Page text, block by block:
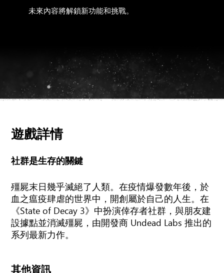
未來內容將解鎖新功能和挑戰。
遊戲詳情
社群是生存的關鍵
殭屍末日幾乎滅絕了人類。在疫情爆發數年後，於
血之瘟疫肆虐的世界中，開創屬於自己的人生。在
《State of Decay 3》中扮演倖存者社群，與朋友建
設據點並消滅殭屍，由開發商 Undead Labs 推出的
系列最新力作。
其他資訊